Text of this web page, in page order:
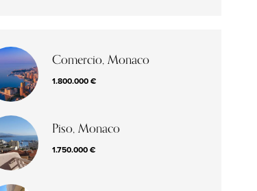
Comercio, Monaco
1.800.000 €
Piso, Monaco
1.750.000 €